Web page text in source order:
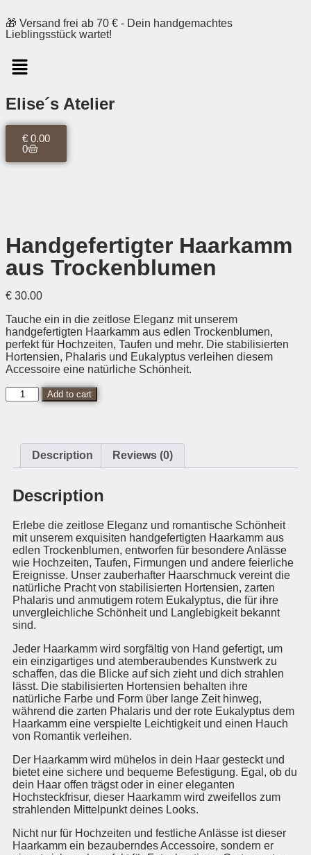
🎁 Versand frei ab 70 € - Dein handgemachtes
Lieblingsstück wartet!
Elise´s Atelier
€ 0.00
0
Handgefertigter Haarkamm
aus Trockenblumen
€ 30.00
Tauche ein in die zeitlose Eleganz mit unserem
handgefertigten Haarkamm aus edlen Trockenblumen,
perfekt für Hochzeiten, Taufen und mehr. Die stabilisierten
Hortensien, Phalaris und Eukalyptus verleihen diesem
Accessoire eine natürliche Schönheit.
Add to cart
Description Reviews (0)
Description
Erlebe die zeitlose Eleganz und romantische Schönheit
mit unserem exquisiten handgefertigten Haarkamm aus
edlen Trockenblumen, entworfen für besondere Anlässe
wie Hochzeiten, Taufen, Firmungen und andere feierliche
Ereignisse. Unser zauberhafter Haarschmuck vereint die
natürliche Pracht von stabilisierten Hortensien, zarten
Phalaris und anmutigem rotem Eukalyptus, die für ihre
unvergleichliche Schönheit und Langlebigkeit bekannt
sind.
Jeder Haarkamm wird sorgfältig von Hand gefertigt, um
ein einzigartiges und atemberaubendes Kunstwerk zu
schaffen, das die Blicke auf sich zieht und dich strahlen
lässt. Die stabilisierten Hortensien behalten ihre
natürliche Farbe und Form über lange Zeit hinweg,
während die zarten Phalaris und der rote Eukalyptus dem
Haarkamm eine verspielte Leichtigkeit und einen Hauch
von Romantik verleihen.
Der Haarkamm wird mühelos in dein Haar gesteckt und
bietet eine sichere und bequeme Befestigung. Egal, ob du
dein Haar offen trägst oder in einer eleganten
Hochsteckfrisur, dieser Haarkamm wird zweifellos zum
strahlenden Mittelpunkt deines Looks.
Nicht nur für Hochzeiten und festliche Anlässe ist dieser
Haarkamm ein bezauberndes Accessoire, sondern er